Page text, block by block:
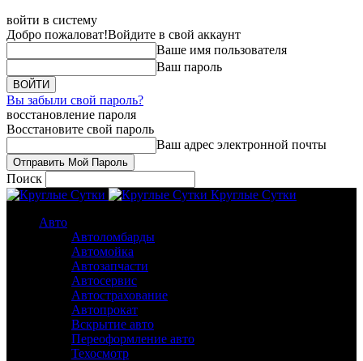
войти в систему
Добро пожаловат!Войдите в свой аккаунт
Ваше имя пользователя
Ваш пароль
Вы забыли свой пароль?
восстановление пароля
Восстановите свой пароль
Ваш адрес электронной почты
Поиск
Круглые Сутки
Авто
Автоломбарды
Автомойка
Автозапчасти
Автосервис
Автострахование
Автопрокат
Вскрытие авто
Переоформление авто
Техосмотр